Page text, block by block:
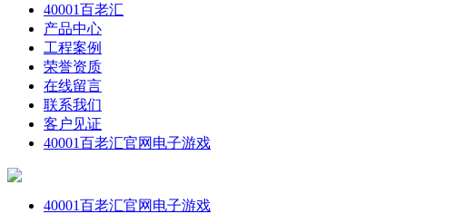
40001百老汇
产品中心
工程案例
荣誉资质
在线留言
联系我们
客户见证
40001百老汇官网电子游戏
40001百老汇官网电子游戏